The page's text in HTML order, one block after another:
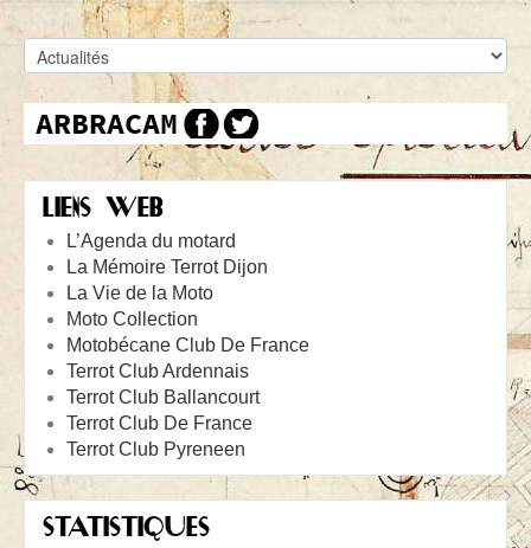
LIENS WEB
L’Agenda du motard
La Mémoire Terrot Dijon
La Vie de la Moto
Moto Collection
Motobécane Club De France
Terrot Club Ardennais
Terrot Club Ballancourt
Terrot Club De France
Terrot Club Pyreneen
STATISTIQUES